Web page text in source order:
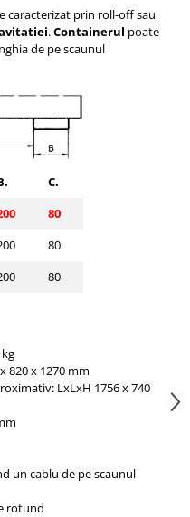
caracterizat prin roll-off sau
.Containerul poate
de pe scaunul
C.
80
80
80
820 x 1270mm
LxLxH 1756 x 740
un cablu de pe scaunul
rotund